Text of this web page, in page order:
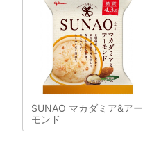
SUNAO マカダミア&アー
モンド